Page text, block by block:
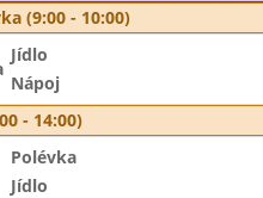
(9:00 - 10:00)
Jídlo
Nápoj
- 14:00)
Polévka
Jídlo